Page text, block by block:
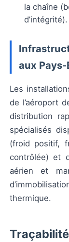
la chaîne
d’intégrité).
aux Pays-
Les
de l’aéroport
distribution
spécialisés
(froid positif,
contrôlée) et
aérien et
thermique.